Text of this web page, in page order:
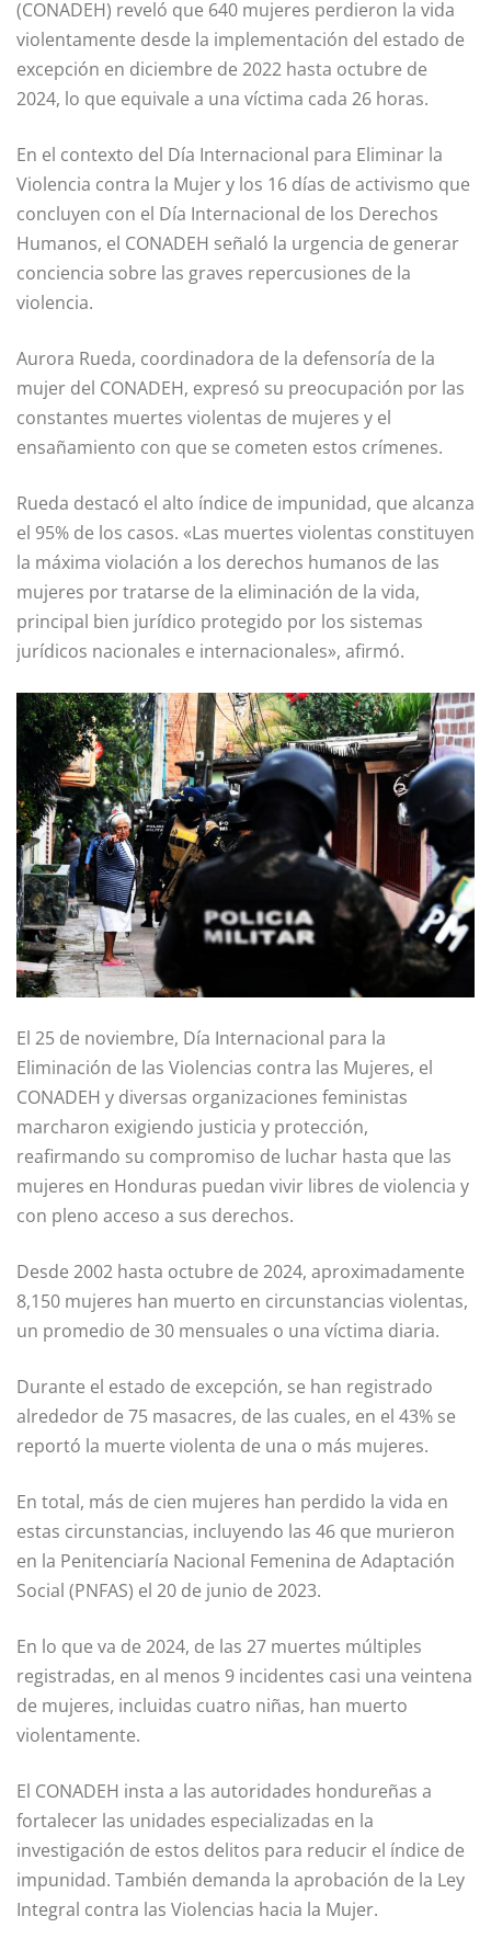
(CONADEH) reveló que 640 mujeres perdieron la vida
violentamente desde la implementación del estado de
excepción en diciembre de 2022 hasta octubre de
2024, lo que equivale a una víctima cada 26 horas.
En el contexto del Día Internacional para Eliminar la
Violencia contra la Mujer y los 16 días de activismo que
concluyen con el Día Internacional de los Derechos
Humanos, el CONADEH señaló la urgencia de generar
conciencia sobre las graves repercusiones de la
violencia.
Aurora Rueda, coordinadora de la defensoría de la
mujer del CONADEH, expresó su preocupación por las
constantes muertes violentas de mujeres y el
ensañamiento con que se cometen estos crímenes.
Rueda destacó el alto índice de impunidad, que alcanza
el 95% de los casos. «Las muertes violentas constituyen
la máxima violación a los derechos humanos de las
mujeres por tratarse de la eliminación de la vida,
principal bien jurídico protegido por los sistemas
jurídicos nacionales e internacionales», afirmó.
El 25 de noviembre, Día Internacional para la
Eliminación de las Violencias contra las Mujeres, el
CONADEH y diversas organizaciones feministas
marcharon exigiendo justicia y protección,
reafirmando su compromiso de luchar hasta que las
mujeres en Honduras puedan vivir libres de violencia y
con pleno acceso a sus derechos.
Desde 2002 hasta octubre de 2024, aproximadamente
8,150 mujeres han muerto en circunstancias violentas,
un promedio de 30 mensuales o una víctima diaria.
Durante el estado de excepción, se han registrado
alrededor de 75 masacres, de las cuales, en el 43% se
reportó la muerte violenta de una o más mujeres.
En total, más de cien mujeres han perdido la vida en
estas circunstancias, incluyendo las 46 que murieron
en la Penitenciaría Nacional Femenina de Adaptación
Social (PNFAS) el 20 de junio de 2023.
En lo que va de 2024, de las 27 muertes múltiples
registradas, en al menos 9 incidentes casi una veintena
de mujeres, incluidas cuatro niñas, han muerto
violentamente.
El CONADEH insta a las autoridades hondureñas a
fortalecer las unidades especializadas en la
investigación de estos delitos para reducir el índice de
impunidad. También demanda la aprobación de la Ley
Integral contra las Violencias hacia la Mujer.